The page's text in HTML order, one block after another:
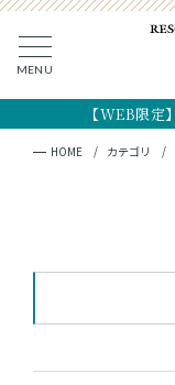
MENU
【WEB限
CLOSE
キーワード検索
全ての商品
HOME カテゴリ